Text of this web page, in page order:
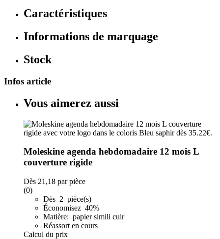
Caractéristiques
Informations de marquage
Stock
Infos article
Vous aimerez aussi
Moleskine agenda hebdomadaire 12 mois L
couverture rigide
Dès 21,18 par pièce
(0)
Dès 2 pièce(s)
Économisez 40%
Matière: papier simili cuir
Réassort en cours
Calcul du prix